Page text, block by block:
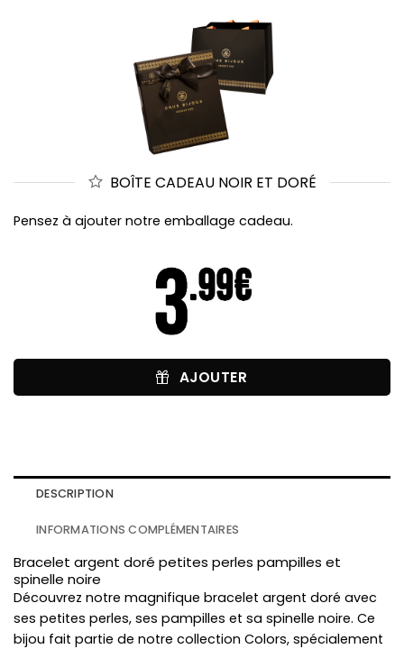
BOÎTE CADEAU NOIR ET DORÉ
Pensez à ajouter notre emballage cadeau.
AJOUTER
DESCRIPTION
INFORMATIONS COMPLÉMENTAIRES
Bracelet argent doré petites perles pampilles et
spinelle noire
Découvrez notre magnifique bracelet argent doré avec
ses petites perles, ses pampilles et sa spinelle noire. Ce
bijou fait partie de notre collection Colors, spécialement